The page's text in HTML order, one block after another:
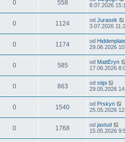
0 558
8.07.2026
0 1124 od Jurasek
3.07.2026
0 1174 od
29.06.2026
0 585 od MattEryn
17.06.2026
0 863 od stipi
29.05.2026
0 1540 od Prskyn
25.05.2026
0 1768 od jastud
15.05.2026